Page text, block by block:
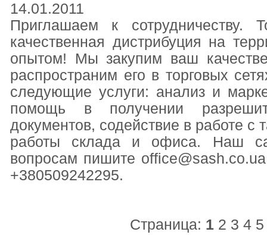
14.01.2011
Приглашаем к
качественная дистрибуция на
опытом! Мы закупим ваш
распространим его в торговых
следующие услуги: анализ и
помощь в получении
документов, содействие в работе
работы склада и офиса. Наш
вопросам пишите
+380509242295.
Страница: 1 2 3 4 5